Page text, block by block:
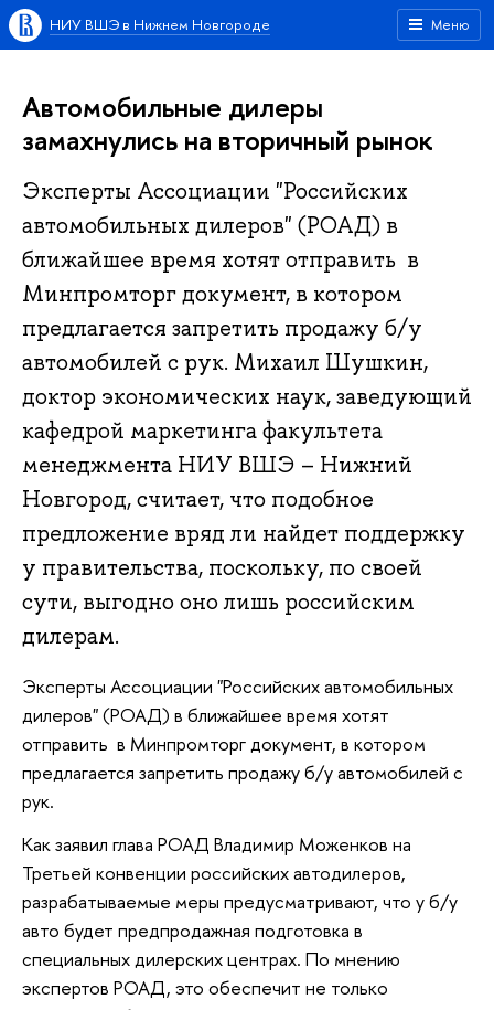
Меню
НИУ ВШЭ в Нижнем Новгороде
Автомобильные дилеры
замахнулись на вторичный рынок
Эксперты Ассоциации "Российских
автомобильных дилеров" (РОАД) в
ближайшее время хотят отправить в
Минпромторг документ, в котором
предлагается запретить продажу б/у
автомобилей с рук. Михаил Шушкин,
доктор экономических наук, заведующий
кафедрой маркетинга факультета
менеджмента НИУ ВШЭ – Нижний
Новгород, считает, что подобное
предложение вряд ли найдет поддержку
у правительства, поскольку, по своей
сути, выгодно оно лишь российским
дилерам.
Эксперты Ассоциации "Российских автомобильных
дилеров" (РОАД) в ближайшее время хотят
отправить в Минпромторг документ, в котором
предлагается запретить продажу б/у автомобилей с
рук.
Как заявил глава РОАД Владимир Моженков на
Третьей конвенции российских автодилеров,
разрабатываемые меры предусматривают, что у б/у
авто будет предпродажная подготовка в
специальных дилерских центрах. По мнению
экспертов РОАД, это обеспечит не только